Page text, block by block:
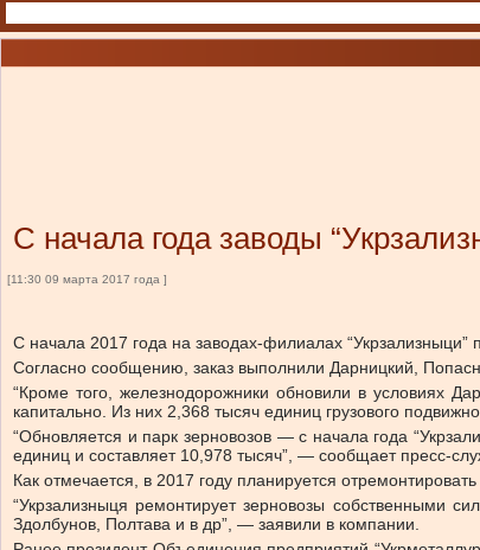
С начала года заводы
[11:30 09 марта 2017 года ]
С начала 2017 года на заводах-филиалах “Укрзализныци”
Согласно сообщению, заказ выполнили Дарницкий,
“Кроме того, железнодорожники обновили в условиях
капитально. Из них 2,368 тысяч единиц грузового
“Обновляется и парк зерновозов — с начала года
единиц и составляет 10,978 тысяч”, — сообщает пресс-
Как отмечается, в 2017 году планируется
“Укрзализныця ремонтирует зерновозы собственными
Здолбунов, Полтава и в др”, — заявили в компании.